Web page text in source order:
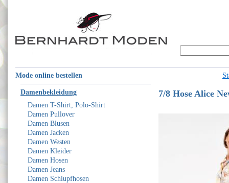
Mode online bestellen
Damenbekleidung
Damen T-Shirt, Polo-Shirt
Damen Pullover
Damen Blusen
Damen Jacken
Damen Westen
Damen Kleider
Damen Hosen
Damen Jeans
Damen Schlupfhosen
7/8 Hose Alice